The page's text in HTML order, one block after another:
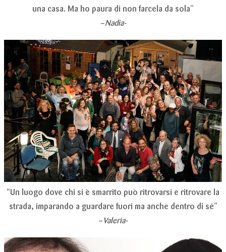
una casa. Ma ho paura di non farcela da sola”
–Nadia-
“Un luogo dove chi si è smarrito può ritrovarsi e ritrovare la
strada, imparando a guardare fuori ma anche dentro di sé”
– Valeria-